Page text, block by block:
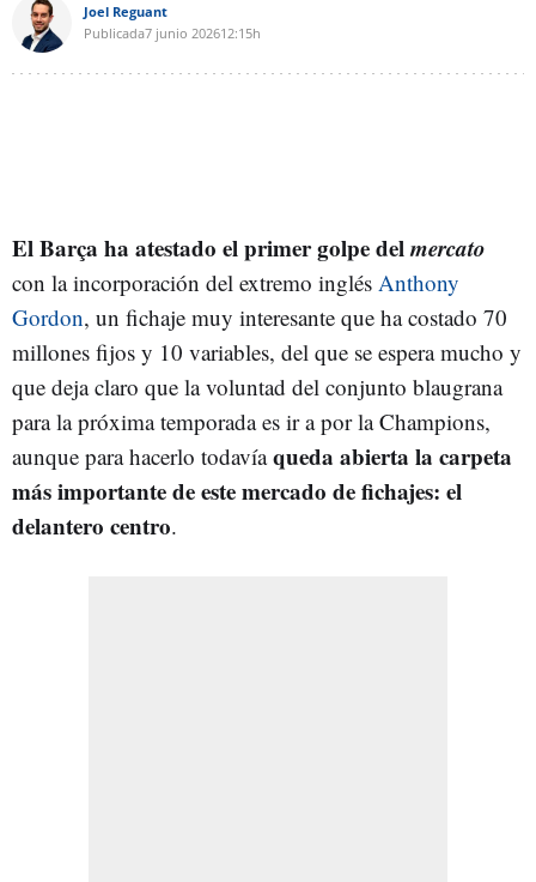
Joel Reguant
Publicada7 junio 202612:15h
El Barça ha atestado el primer golpe delmercato
con la incorporación del extremo inglés Anthony
Gordon, un fichaje muy interesante que ha costado 70
millones fijos y 10 variables, del que se espera mucho y
que deja claro que la voluntad del conjunto blaugrana
para la próxima temporada es ir a por la Champions,
aunque para hacerlo todavíaqueda abierta la carpeta
más importante de este mercado de fichajes: el
delantero centro.